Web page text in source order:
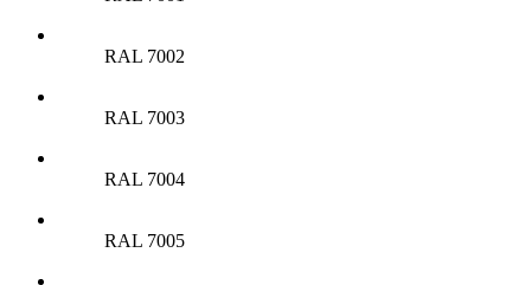
RAL 7002
RAL 7003
RAL 7004
RAL 7005